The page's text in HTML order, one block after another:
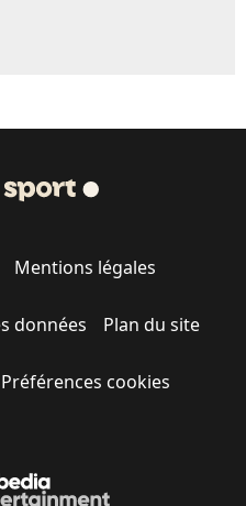
Mentions légales
données Plan du site
Préférences cookies